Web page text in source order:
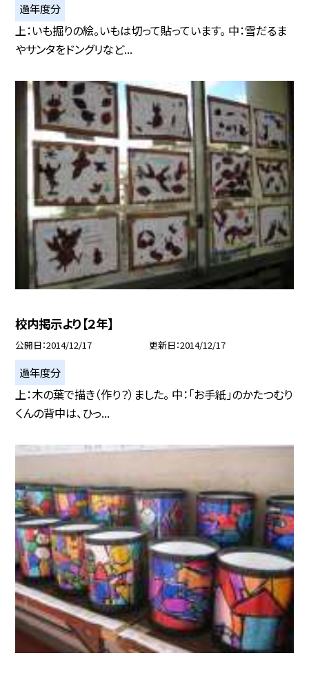
過年度分
上：いも掘りの絵。いもは切って貼っています。 中：雪だるま
やサンタをドングリなど...
校内掲示より【２年】
公開日 2014/12/17 更新日 2014/12/17
過年度分
上：木の葉で描き（作り？）ました。 中：「お手紙」のかたつむり
くんの背中は、ひっ...